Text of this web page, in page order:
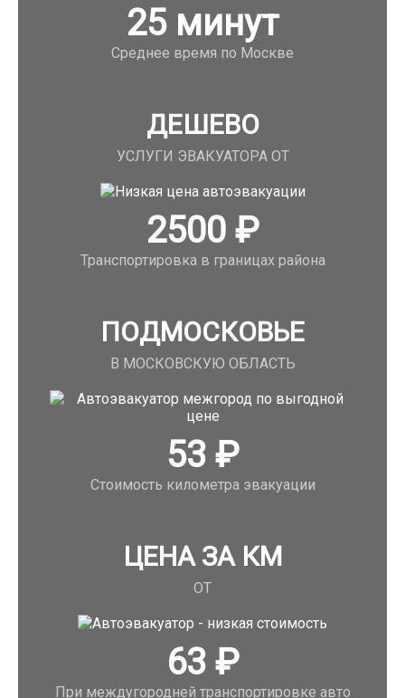
25минут
Среднее время по Москве
ДЕШЕВО
УСЛУГИ ЭВАКУАТОРА ОТ
2500₽
Транспортировка в границах района
ПОДМОСКОВЬЕ
В МОСКОВСКУЮ ОБЛАСТЬ
53₽
Стоимость километра эвакуации
ЦЕНА ЗА КМ
ОТ
63₽
При междугородней транспортировке авто